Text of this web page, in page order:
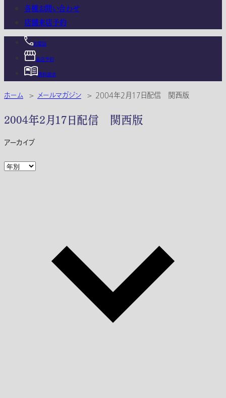
各種お問い合わせ
店舗来店予約
お電話
来店予約
資料請求
ホーム > メールマガジン > 2004年2月17日配信 関西版
2004年2月17日配信 関西版
アーカイブ